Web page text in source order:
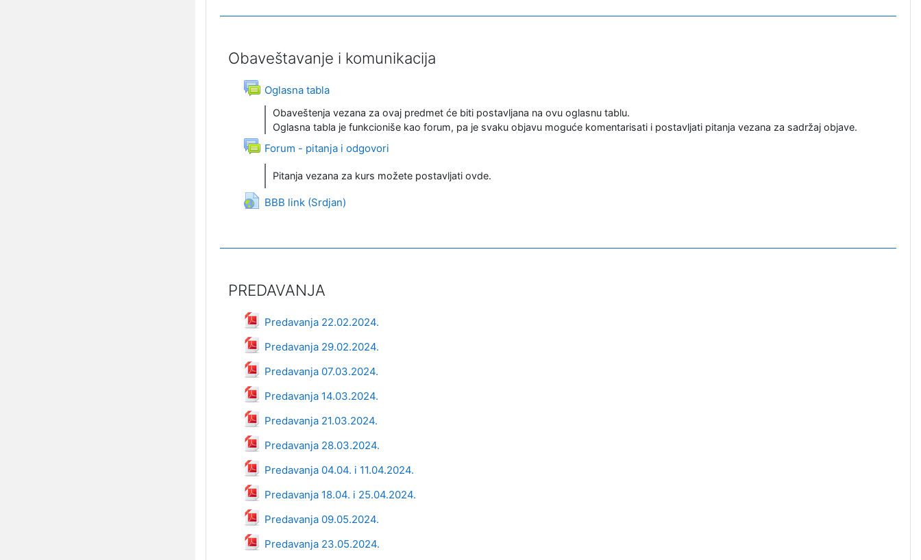
Obaveštavanje i komunikacija
Oglasna tabla
Forum
Obaveštenja vezana za ovaj predmet će biti postavljana na ovu oglasnu tablu.
Oglasna tabla je funkcioniše kao forum, pa je svaku objavu moguće komentarisati i postavljati pitanja vezana za sadržaj objave.
Forum - pitanja i odgovori
Pitanja vezana za kurs možete postavljati ovde.
BBB link (Srdjan)URL adresa
PREDAVANJA
Predavanja 22.02.2024.
Datoteka
Predavanja 29.02.2024.
Datoteka
Predavanja 07.03.2024.
Datoteka
Predavanja 14.03.2024.
Datoteka
Predavanja 21.03.2024.
Datoteka
Predavanja 28.03.2024.
Datoteka
Predavanja 04.04. i 11.04.2024.
Datoteka
Predavanja 18.04. i 25.04.2024.
Datoteka
Predavanja 09.05.2024.
Datoteka
Predavanja 23.05.2024.
Datoteka